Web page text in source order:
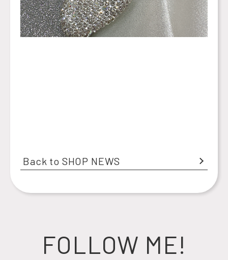
Back to SHOP NEWS
FOLLOW ME!